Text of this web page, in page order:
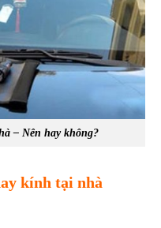
– Nên hay không?
kính tại nhà